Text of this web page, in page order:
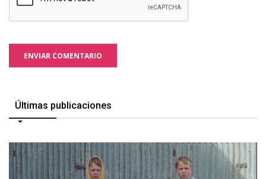
ENVIAR COMENTARIO
Últimas publicaciones